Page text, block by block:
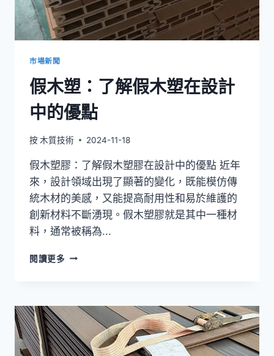
複
合
地
點
市場新聞
假木塑：了解假木塑在設計
中的優點
按 木質技術 2024-11-18
假木塑膠：了解假木塑膠在設計中的優點 近年
來，設計領域出現了顯著的變化，既能模仿傳
統木材的美感，又能提高耐用性和易於維護的
創新材料不斷湧現。假木塑膠就是其中一種材
料，通常被稱為...
閱讀更多 假
解
假
木
塑